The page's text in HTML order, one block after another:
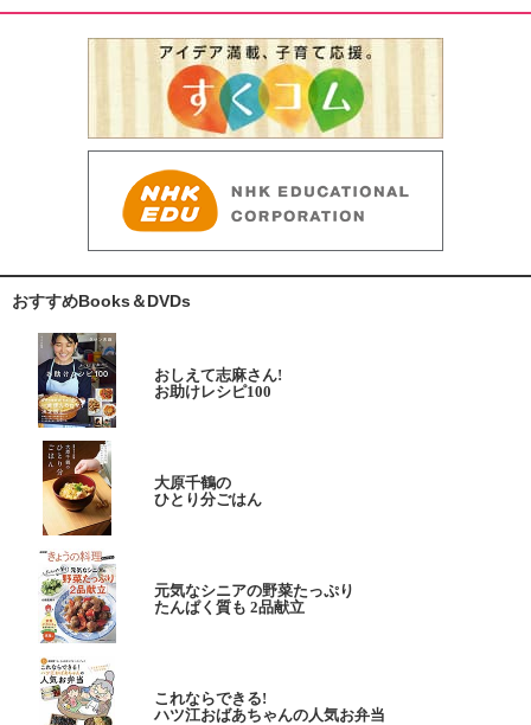
おすすめBooks＆DVDs
おしえて志麻さん!
お助けレシピ100
大原千鶴の
ひとり分ごはん
元気なシニアの野菜たっぷり
たんぱく質も 2品献立
これならできる!
ハツ江おばあちゃんの人気お弁当